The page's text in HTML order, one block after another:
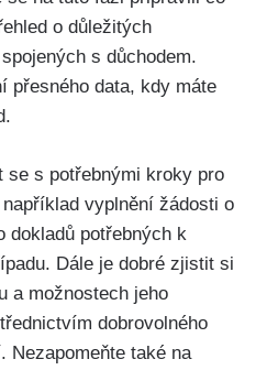
o důležitých
s důchodem.
přesného data, kdy máte
se s potřebnými kroky pro
vyplnění žádosti o
dokladů potřebných k
Dále je dobré zjistit si
a možnostech jeho
dobrovolného
Nezapomeňte také na